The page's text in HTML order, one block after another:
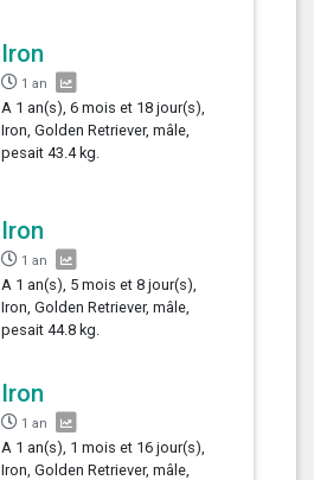
Iron
1 an
A 1 an(s), 6 mois et 18 jour(s),
Iron, Golden Retriever, mâle,
pesait 43.4 kg.
Iron
1 an
A 1 an(s), 5 mois et 8 jour(s),
Iron, Golden Retriever, mâle,
pesait 44.8 kg.
Iron
1 an
A 1 an(s), 1 mois et 16 jour(s),
Iron, Golden Retriever, mâle,